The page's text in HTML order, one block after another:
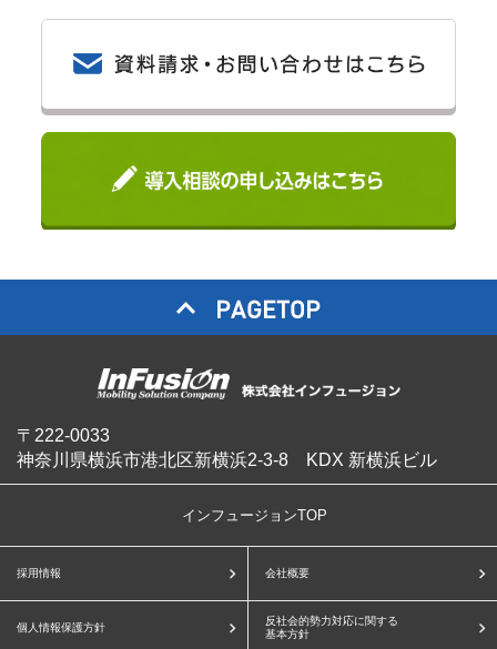
〒222-0033
神奈川県横浜市港北区新横浜2-3-8 KDX 新横浜ビル
インフュージョンTOP
採用情報 会社概要
個人情報保護方針
反社会的勢力対応に関する
基本方針